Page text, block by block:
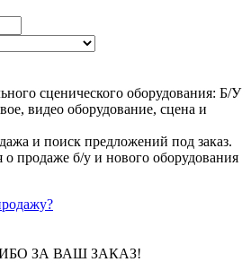
сценического оборудования: Б/У
видео оборудование, сцена и
и поиск предложений под заказ.
продаже б/у и нового оборудования
ЗА ВАШ ЗАКАЗ!